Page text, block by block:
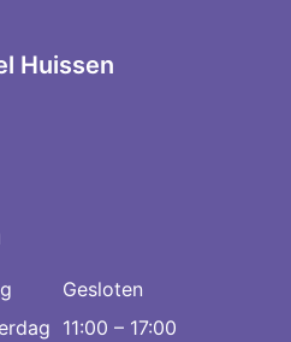
Huissen
Gesloten
11:00 – 17:00